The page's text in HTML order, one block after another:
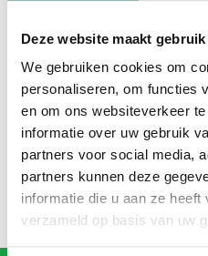
Deze website maakt
We gebruiken cookies om
personaliseren, om functies
en om ons websiteverkeer
informatie over uw gebruik
partners voor social media,
partners kunnen deze
informatie die u aan ze
verzameld op basis van uw
We zouden je erg dankbaar
vond en hoe we dit kunnen
een iets uitgebreidere
webinars zullen dit slechts